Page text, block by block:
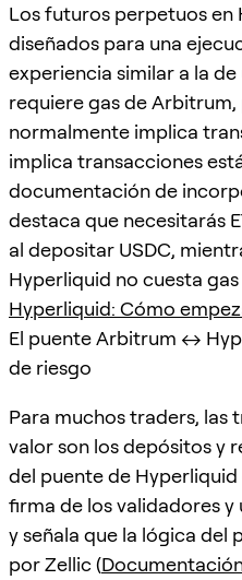
Los futuros perpetuos en
diseñados para una
experiencia similar a la de
requiere gas de
normalmente implica
implica transacciones
documentación de
destaca que necesitarás
al depositar USDC,
Hyperliquid no cuesta gas
Hyperliquid: Cómo
El puente Arbitrum ↔
de riesgo
Para muchos traders, las
valor son los depósitos y
del puente de
firma de los validadores
y señala que la lógica del
por Zellic (